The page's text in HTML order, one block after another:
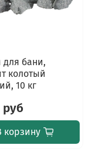
для бани,
колотый
10 кг
руб
корзину